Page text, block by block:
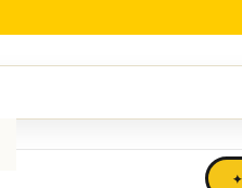
Sillones Sofa